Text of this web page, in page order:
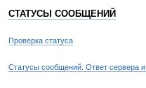
СТАТУСЫ СООБЩЕНИЙ
Проверка статуса
Статусы сообщений. Ответ сервера